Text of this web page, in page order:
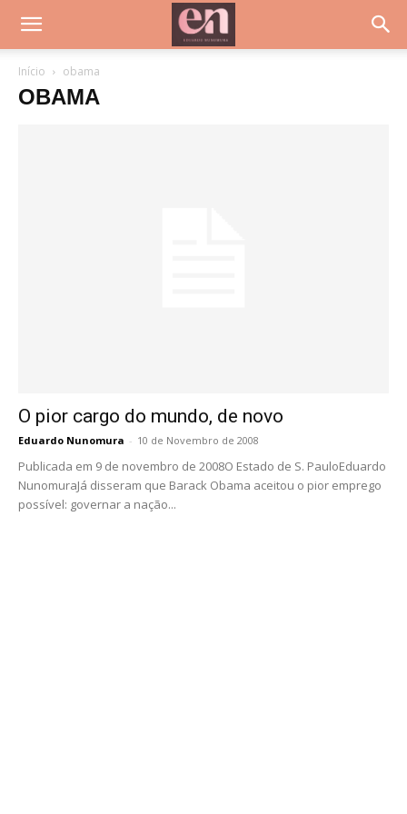
Início obama
OBAMA
O pior cargo do mundo, de novo
Eduardo Nunomura - 10 de Novembro de 2008
Publicada em 9 de novembro de 2008O Estado de S. PauloEduardo
NunomuraJá disseram que Barack Obama aceitou o pior emprego
possível: governar a nação...